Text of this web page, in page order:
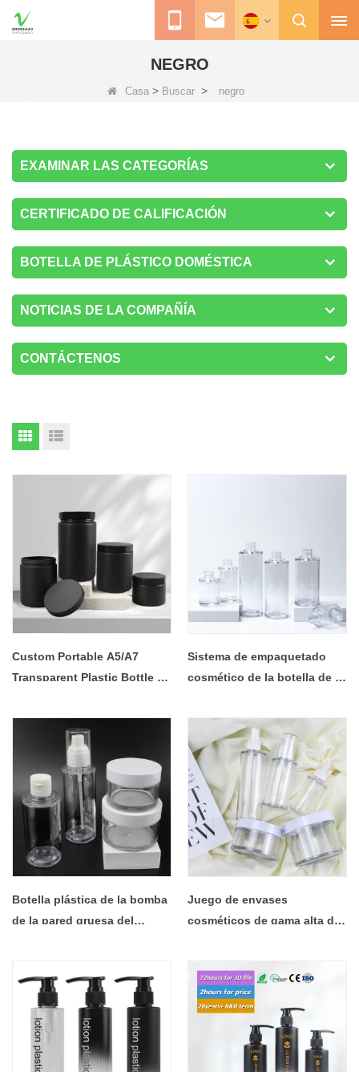
NEGRO
Casa> Buscar> negro
EXAMINAR LAS CATEGORÍAS
CERTIFICADO DE CALIFICACIÓN
BOTELLA DE PLÁSTICO DOMÉSTICA
NOTICIAS DE LA COMPAÑÍA
CONTÁCTENOS
Custom Portable A5/A7
Transparent Plastic Bottle –
Solution for Liquor, Juice &
Beverage Brands - COPY -
Sistema de empaquetado
cosmético de la botella de la
plástica de la pared gruesa
de la botella clara del
ANIMAL DOMÉSTICO 20ml-
130ml
Botella plástica de la bomba
de la pared gruesa del
vacíos del empaquetado
cosmético del tarro de crema
de 50ml 100ml
Juego de envases
cosméticos de gama alta de
plástico de loción de tóner,
pared gruesa, 50g, 90g,